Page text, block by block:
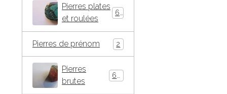
Pierres plates
et roulées
Pierres de prénom 2
Pierres
brutes